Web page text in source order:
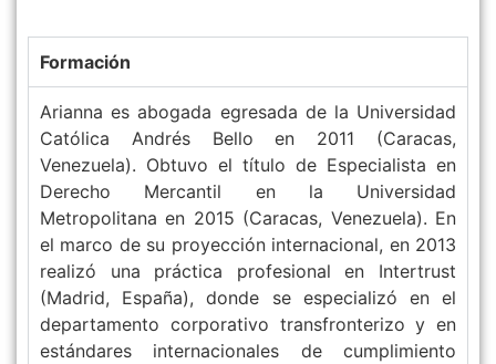
Formación
Arianna es abogada egresada de la Universidad
Católica Andrés Bello en 2011 (Caracas,
Venezuela). Obtuvo el título de Especialista en
Derecho Mercantil en la Universidad
Metropolitana en 2015 (Caracas, Venezuela). En
el marco de su proyección internacional, en 2013
realizó una práctica profesional en Intertrust
(Madrid, España), donde se especializó en el
departamento corporativo transfronterizo y en
estándares internacionales de cumplimiento